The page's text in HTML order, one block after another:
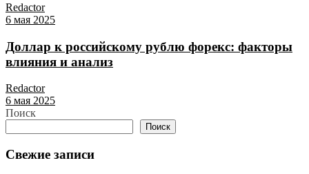
Redactor
6 мая 2025
Доллар к российскому рублю форекс: факторы
влияния и анализ
Redactor
6 мая 2025
Поиск
Поиск
Свежие записи